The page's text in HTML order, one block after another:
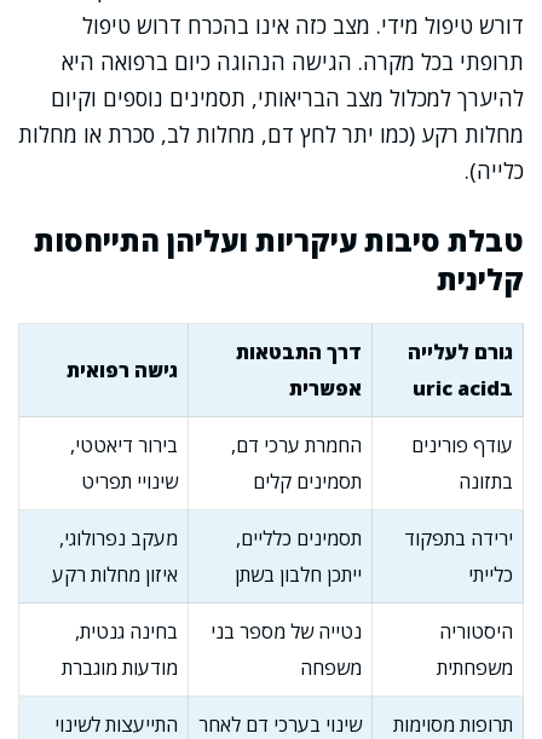
דורש טיפול מידי. מצב כזה אינו בהכרח דרוש טיפול
תרופתי בכל מקרה. הגישה הנהוגה כיום ברפואה היא
להיערך למכלול מצב הבריאותי, תסמינים נוספים וקיום
מחלות רקע (כמו יתר לחץ דם, מחלות לב, סכרת או מחלות
כלייה).
טבלת סיבות עיקריות ועליהן התייחסות
קלינית
גורם לעלייה
בuric acid
דרך התבטאות
אפשרית
גישה רפואית
עודף פורינים
בתזונה
החמרת ערכי דם,
תסמינים קלים
בירור דיאטטי,
שינויי תפריט
ירידה בתפקוד
כלייתי
תסמינים כלליים,
ייתכן חלבון בשתן
מעקב נפרולוגי,
איזון מחלות רקע
היסטוריה
משפחתית
נטייה של מספר בני
משפחה
בחינה גנטית,
מודעות מוגברת
תרופות מסוימות
שינוי בערכי דם לאחר
התייעצות לשינוי